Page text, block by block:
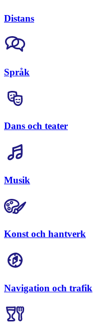
Distans
Språk
Dans och teater
Musik
Konst och hantverk
Navigation och trafik